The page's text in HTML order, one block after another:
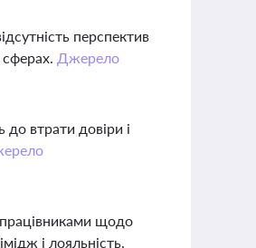
перспектив
Джерело
до втрати довіри і
працівниками щодо
і лояльність.